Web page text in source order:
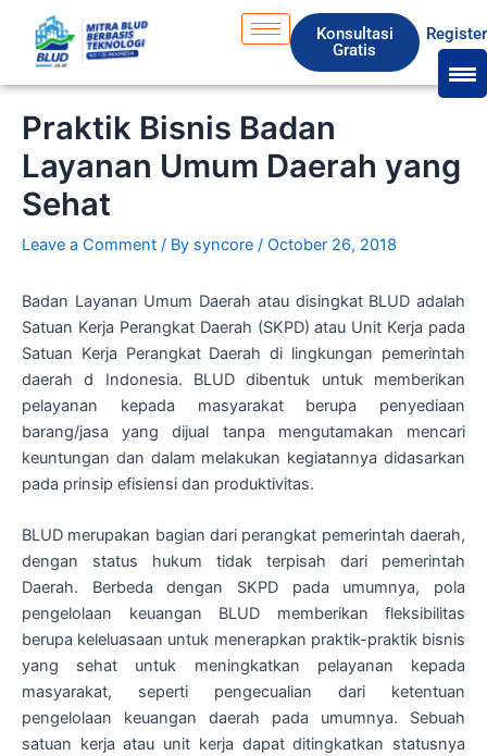
content
Konsultasi
Gratis
Register
Praktik Bisnis Badan
Layanan Umum Daerah yang
Sehat
Leave a Comment / By syncore / October 26, 2018
Badan Layanan Umum Daerah atau disingkat BLUD adalah
Satuan Kerja Perangkat Daerah (SKPD) atau Unit Kerja pada
Satuan Kerja Perangkat Daerah di lingkungan pemerintah
daerah d Indonesia. BLUD dibentuk untuk memberikan
pelayanan kepada masyarakat berupa penyediaan
barang/jasa yang dijual tanpa mengutamakan mencari
keuntungan dan dalam melakukan kegiatannya didasarkan
pada prinsip efisiensi dan produktivitas.
BLUD merupakan bagian dari perangkat pemerintah daerah,
dengan status hukum tidak terpisah dari pemerintah
Daerah. Berbeda dengan SKPD pada umumnya, pola
pengelolaan keuangan BLUD memberikan fleksibilitas
berupa keleluasaan untuk menerapkan praktik-praktik bisnis
yang sehat untuk meningkatkan pelayanan kepada
masyarakat, seperti pengecualian dari ketentuan
pengelolaan keuangan daerah pada umumnya. Sebuah
satuan kerja atau unit kerja dapat ditingkatkan statusnya
c
h